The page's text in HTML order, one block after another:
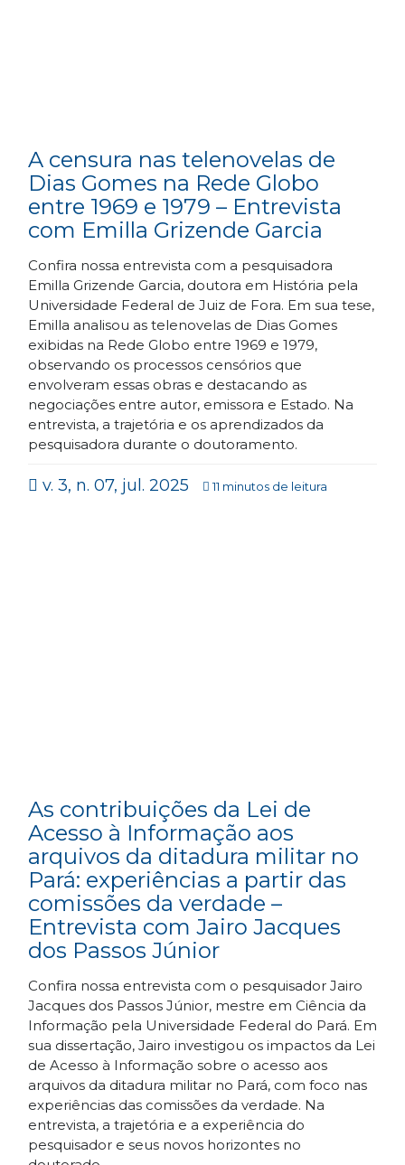
A censura nas telenovelas de
Dias Gomes na Rede Globo
entre 1969 e 1979 – Entrevista
com Emilla Grizende Garcia
Confira nossa entrevista com a pesquisadora
Emilla Grizende Garcia, doutora em História pela
Universidade Federal de Juiz de Fora. Em sua tese,
Emilla analisou as telenovelas de Dias Gomes
exibidas na Rede Globo entre 1969 e 1979,
observando os processos censórios que
envolveram essas obras e destacando as
negociações entre autor, emissora e Estado. Na
entrevista, a trajetória e os aprendizados da
pesquisadora durante o doutoramento.
v. 3, n. 07, jul. 2025 11 minutos de leitura
As contribuições da Lei de
Acesso à Informação aos
arquivos da ditadura militar no
Pará: experiências a partir das
comissões da verdade –
Entrevista com Jairo Jacques
dos Passos Júnior
Confira nossa entrevista com o pesquisador Jairo
Jacques dos Passos Júnior, mestre em Ciência da
Informação pela Universidade Federal do Pará. Em
sua dissertação, Jairo investigou os impactos da Lei
de Acesso à Informação sobre o acesso aos
arquivos da ditadura militar no Pará, com foco nas
experiências das comissões da verdade. Na
entrevista, a trajetória e a experiência do
pesquisador e seus novos horizontes no